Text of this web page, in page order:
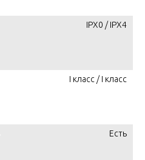
IPX0 / IPX4
I класс / I класс
Есть